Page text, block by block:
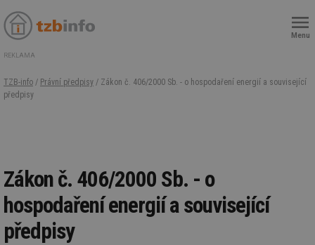
Menu
REKLAMA
TZB-info / Právní předpisy / Zákon č. 406/2000 Sb. - o hospodaření energií a související
předpisy
Zákon č. 406/2000 Sb. - o
hospodaření energií a související
předpisy